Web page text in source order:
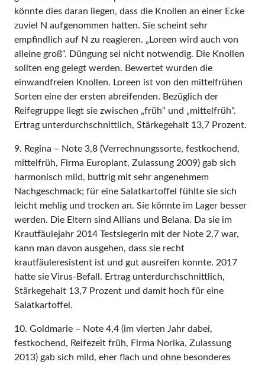
könnte dies daran liegen, dass die Knollen an einer Ecke
zuviel N aufgenommen hatten. Sie scheint sehr
empfindlich auf N zu reagieren. „Loreen wird auch von
alleine groß“. Düngung sei nicht notwendig. Die Knollen
sollten eng gelegt werden. Bewertet wurden die
einwandfreien Knollen. Loreen ist von den mittelfrühen
Sorten eine der ersten abreifenden. Bezüglich der
Reifegruppe liegt sie zwischen „früh“ und „mittelfrüh“.
Ertrag unterdurchschnittlich, Stärkegehalt 13,7 Prozent.
9. Regina – Note 3,8 (Verrechnungssorte, festkochend,
mittelfrüh, Firma Europlant, Zulassung 2009) gab sich
harmonisch mild, buttrig mit sehr angenehmem
Nachgeschmack; für eine Salatkartoffel fühlte sie sich
leicht mehlig und trocken an. Sie könnte im Lager besser
werden. Die Eltern sind Allians und Belana. Da sie im
Krautfäulejahr 2014 Testsiegerin mit der Note 2,7 war,
kann man davon ausgehen, dass sie recht
krautfäuleresistent ist und gut ausreifen konnte. 2017
hatte sie Virus-Befall. Ertrag unterdurchschnittlich,
Stärkegehalt 13,7 Prozent und damit hoch für eine
Salatkartoffel.
10. Goldmarie – Note 4,4 (im vierten Jahr dabei,
festkochend, Reifezeit früh, Firma Norika, Zulassung
2013) gab sich mild, eher flach und ohne besonderes